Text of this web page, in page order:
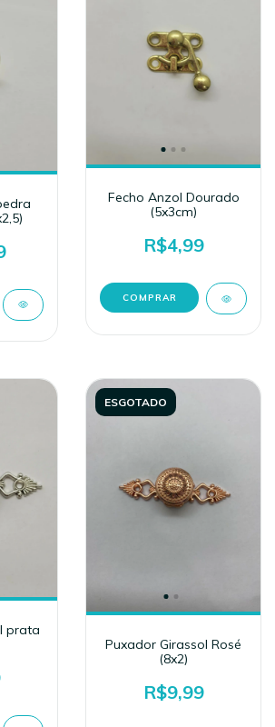
Fecho Anzol Dourado
(5x3cm)
R$4,99
prata
ESGOTADO
Puxador Girassol Rosé
(8x2)
R$9,99